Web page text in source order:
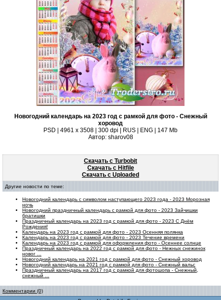
Новогодний календарь на 2023 год с рамкой для фото - Снежный
хоровод
PSD | 4961 х 3508 | 300 dpi | RUS | ENG | 147 Mb
Автор: sharov08
Скачать с Turbobit
Скачать с Hitfile
Скачать с Uploaded
Другие новости по теме:
Новогодний календарь с символом наступающего 2023 года - 2023 Морозная
ночь
Новогодний праздничный календарь с рамкой для фото - 2023 Зайчишки
братишки
Праздничный календарь на 2023 год с рамкой для фото - 2023 С Днём
Рождения!
Календарь на 2023 год с рамкой для фото - 2023 Осенняя полянка
Календарь на 2023 год с рамкой для фото - 2023 Течение времени
Календарь на 2023 год с рамкой для оформления фото - Осеннее солнце
Праздничный календарь на 2022 год с рамкой для фото - Нежных снежинок
новог ...
Новогодний календарь на 2021 год с рамкой для фото - Снежный хоровод
Новогодний календарь на 2021 год с рамкой для фото - Снежный вальс
Праздничный календарь на 2017 год с рамкой для фотошопа - Снежный,
снежный ...
Комментарии (0)